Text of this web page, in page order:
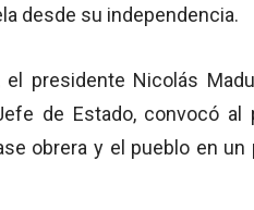
desde su independencia.
presidente Nicolás
de Estado, convocó al
obrera y el pueblo en